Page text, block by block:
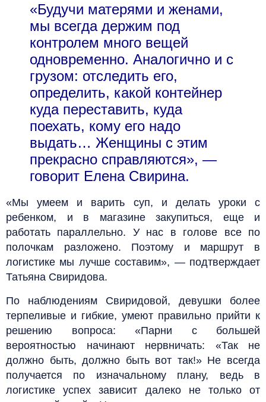
«Будучи матерями и женами,
мы всегда держим под
контролем много вещей
одновременно. Аналогично и с
грузом: отследить его,
определить, какой контейнер
куда переставить, куда
поехать, кому его надо
выдать… Женщины с этим
прекрасно справляются», —
говорит Елена Свирина.
«Мы умеем и варить суп, и делать уроки с
ребенком, и в магазине закупиться, еще и
работать параллельно. У нас в голове все по
полочкам разложено. Поэтому и маршрут в
логистике мы лучше составим», — подтверждает
Татьяна Свиридова.
По наблюдениям Свиридовой, девушки более
терпеливые и гибкие, умеют правильно прийти к
решению вопроса: «Парни с большей
вероятностью начинают нервничать: «Так не
должно быть, должно быть вот так!» Не всегда
получается по изначальному плану, ведь в
логистике успех зависит далеко не только от